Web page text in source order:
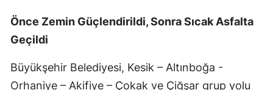
Önce Zemin Güçlendirildi, Sonra Sıcak Asfalta
Geçildi
Büyükşehir Belediyesi, Kesik – Altınboğa -
Orhaniye – Akifiye – Çokak ve Çiğşar grup yolu